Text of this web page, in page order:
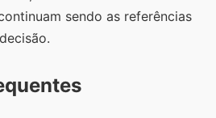
sendo as referências